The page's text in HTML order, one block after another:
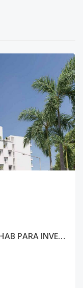
SKY VIEW - VENTA APTS DE 1 Y 2 HAB PARA INVERSION